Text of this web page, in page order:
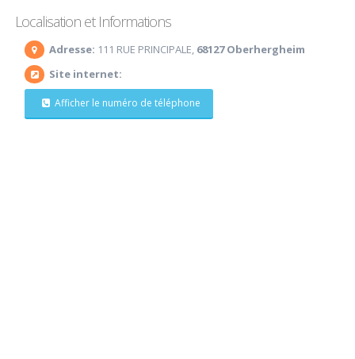
Localisation et Informations
Adresse: 111 RUE PRINCIPALE, 68127 Oberhergheim
Site internet:
Afficher le numéro de téléphone